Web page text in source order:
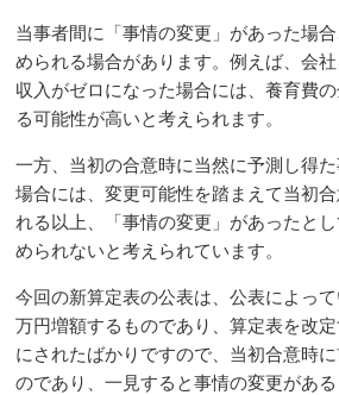
当事者間に「事情の変更」があった場
められる場合があります。例えば、会社
収入がゼロになった場合には、養育費
る可能性が高いと考えられます。
一方、当初の合意時に当然に予測し得
場合には、変更可能性を踏まえて当初
れる以上、「事情の変更」があったと
められないと考えられています。
今回の新算定表の公表は、公表によっ
万円増額するものであり、算定表を改
にされたばかりですので、当初合意時
のであり、一見すると事情の変更があ